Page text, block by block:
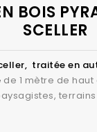
BOIS
SCELLER
traitée en
de 1 mètre de